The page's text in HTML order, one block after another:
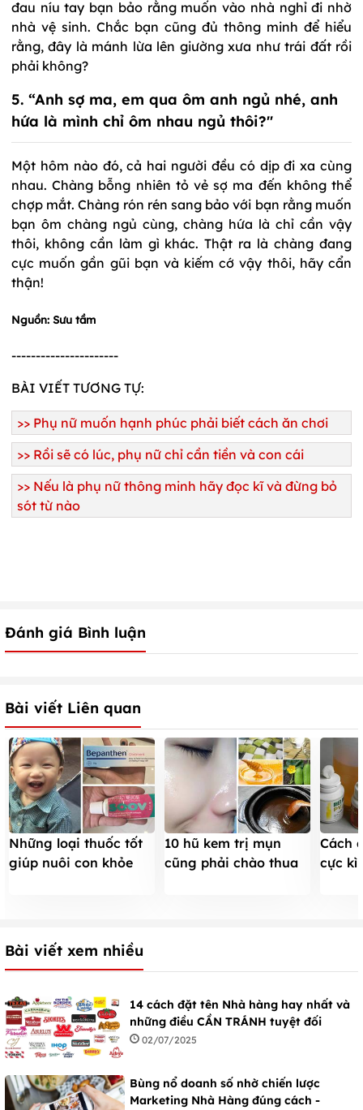
đau níu tay bạn bảo rằng muốn vào nhà nghỉ đi nhờ
nhà vệ sinh. Chắc bạn cũng đủ thông minh để hiểu
rằng, đây là mánh lừa lên giường xưa như trái đất rồi
phải không?
5. “Anh sợ ma, em qua ôm anh ngủ nhé, anh
hứa là mình chỉ ôm nhau ngủ thôi?"
Một hôm nào đó, cả hai người đều có dịp đi xa cùng
nhau. Chàng bỗng nhiên tỏ vẻ sợ ma đến không thể
chợp mắt. Chàng rón rén sang bảo với bạn rằng muốn
bạn ôm chàng ngủ cùng, chàng hứa là chỉ cần vậy
thôi, không cần làm gì khác. Thật ra là chàng đang
cực muốn gần gũi bạn và kiếm cớ vậy thôi, hãy cẩn
thận!
Nguồn: Sưu tầm
----------------------
BÀI VIẾT TƯƠNG TỰ:
>> Phụ nữ muốn hạnh phúc phải biết cách ăn chơi
>> Rồi sẽ có lúc, phụ nữ chỉ cần tiền và con cái
>> Nếu là phụ nữ thông minh hãy đọc kĩ và đừng bỏ
sót từ nào
Đánh giá Bình luận
Bài viết Liên quan
Những loại thuốc tốt
giúp nuôi con khỏe
10 hũ kem trị mụn
cũng phải chào thua
Cách
cực kì
Bài viết xem nhiều
14 cách đặt tên Nhà hàng hay nhất và
những điều CẦN TRÁNH tuyệt đối
02/07/2025
Bùng nổ doanh số nhờ chiến lược
Marketing Nhà Hàng đúng cách -